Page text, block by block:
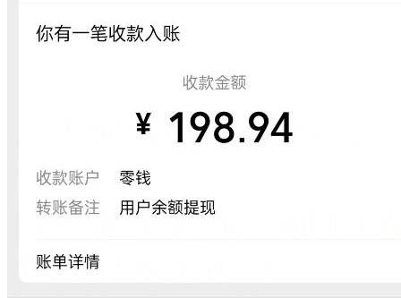
足，而开始考虑如何开发一款符合消费者需求的产品或服务。
管理思维则更多地应用于组织和团队中。在日常生活中，比如
在一个家庭中，每个人都扮演着不同的角色并承担相应的责
务，保持家庭的和谐与稳定。再比如在一个小组项目中，每个
人都要有自己的任务并且协同工作以达成团队的目标。
和应用。无论是创业思维还是管理思维，都能够帮助我们在生